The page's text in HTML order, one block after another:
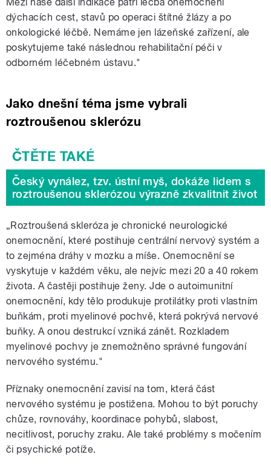
dýchacích cest, stavů po operaci štítné žlázy a po
onkologické léčbě. Nemáme jen lázeňské zařízení, ale
poskytujeme také následnou rehabilitační péči v
odborném léčebném ústavu."
Jako dnešní téma jsme vybrali
roztroušenou sklerózu
Český vynález, tzv. ústní myš, dokáže lidem s
roztroušenou sklerózou výrazně zkvalitnit život
„Roztroušená skleróza je chronické neurologické
onemocnění, které postihuje centrální nervový systém a
to zejména dráhy v mozku a míše. Onemocnění se
vyskytuje v každém věku, ale nejvíc mezi 20 a 40 rokem
života. A častěji postihuje ženy. Jde o autoimunitní
onemocnění, kdy tělo produkuje protilátky proti vlastním
buňkám, proti myelinové pochvě, která pokrývá nervové
buňky. A onou destrukcí vzniká zánět. Rozkladem
myelinové pochvy je znemožněno správné fungování
nervového systému."
Příznaky onemocnění zavisí na tom, která část
nervového systému je postižena. Mohou to být poruchy
chůze, rovnováhy, koordinace pohybů, slabost,
necitlivost, poruchy zraku. Ale také problémy s močením
či psychické potíže.